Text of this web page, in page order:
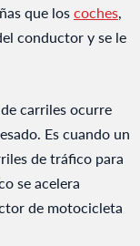
que loscoches,
conductor y se le
carriles ocurre
Es cuando un
de tráfico para
se acelera
de motocicleta